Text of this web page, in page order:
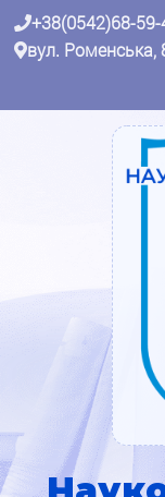
+38(0542)68-59-
вул. Роменська,